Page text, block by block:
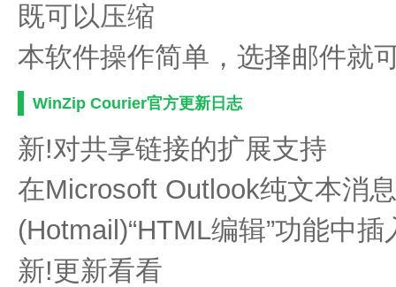
既可以压缩
本软件操作简单，选择邮件就
WinZip Courier官方更新日志
新!对共享链接的扩展支持
在Microsoft Outlook纯文本消
(Hotmail)“HTML编辑”功能中
新!更新看看